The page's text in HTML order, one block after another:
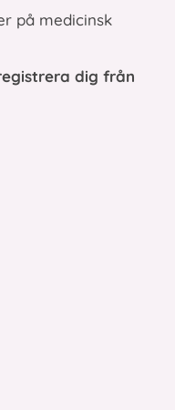
på medicinsk
dig från